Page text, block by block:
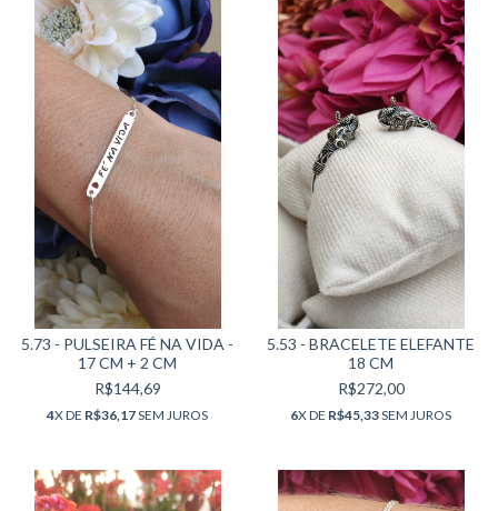
5.73 - PULSEIRA FÉ NA VIDA -
17 CM + 2 CM
R$144,69
4X DE R$36,17SEM JUROS
5.53 - BRACELETE ELEFANTE
18 CM
R$272,00
6X DE R$45,33SEM JUROS